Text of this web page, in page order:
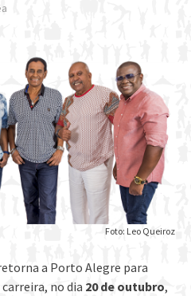
Foto: Leo Queiroz
a Porto Alegre para
no dia 20 de outubro,